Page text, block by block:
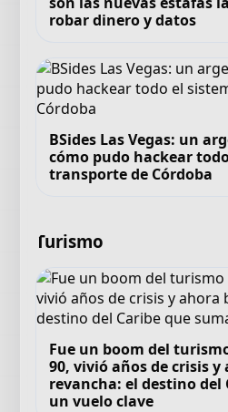
robar dinero y datos
BSides Las Vegas: un
cómo pudo hackear
transporte de Córdoba
Turismo
Fue un boom del
90, vivió años de crisis y
revancha: el destino del
un vuelo clave